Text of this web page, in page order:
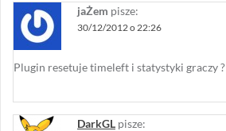
jaŻem pisze:
30/12/2012 o 22:26
Plugin resetuje timeleft i statystyki graczy ?
DarkGL pisze: